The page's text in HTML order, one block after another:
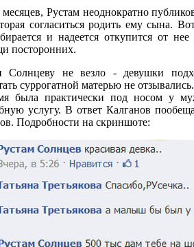
Рустам неоднократно
согласиться родить ему сына.
и надеется откупится от
посторонних.
Солнцеву не везло - девушки
суррогатной матерью не
была практически под носом у
услугу. В ответ Калганов
Подробности на скриншоте: